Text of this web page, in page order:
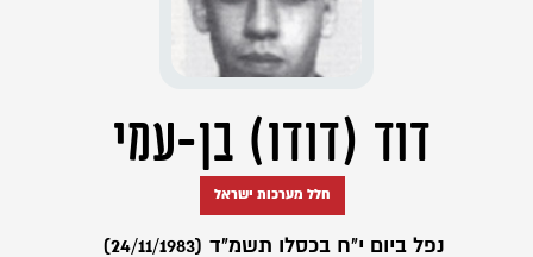
דוד (דודו) בן-עמי
חלל מערכות ישראל
נפל ביום י"ח בכסלו תשמ"ד (24/11/1983)